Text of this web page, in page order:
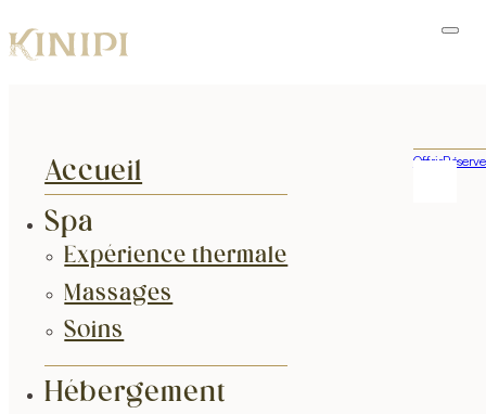
Accueil
Spa
Expérience thermale
Massages
Soins
Hébergement
Offrir